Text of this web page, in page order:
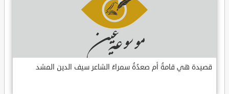
قصيدة هي قامةُ أم صعدُةُ سمراءُ الشاعر سيف الدين المشد